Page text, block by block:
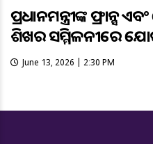
ପ୍ରଧାନମନ୍ତ୍ରୀଙ୍କ ଫ୍ରାନ୍ସ
ଶିଖର ସମ୍ମିଳନୀରେ
June 13, 2026 | 2:30 PM